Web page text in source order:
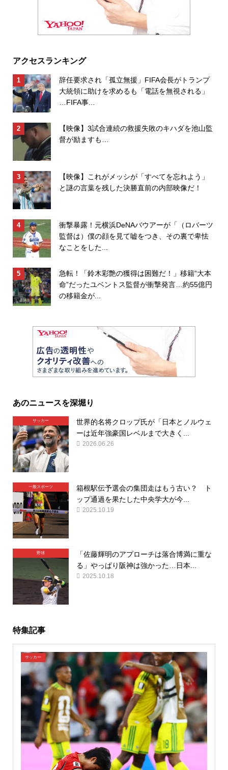
アクセスランキング
辞任要求され「孤立無援」FIFA会長がトランプ
大統領に助けを求めるも「電話を無視される」
…FIFA事...
【映像】3試合連続の救援失敗のキハダを池山監
督が励ますも…
【映像】これがメッシが「すべてを忘れよう」
と謎の言葉を残した決勝直前の内部映像だ！
衝撃暴露！元横浜DeNAバウアーが「（ロバーツ
監督は）僕の顔を見て嘘をつき、その裏で卑怯
なことをした...
急転！「鈴木彩艶の獲得は困難だ！」移籍“大本
命”だったユベントス監督が衝撃発言…約55億円
の移籍金が...
あのニュースを深堀り
サッカー
世界的名将クロップ氏が「日本とノルウェ
ーは近年強豪国レベルまで大きく...
2026.06.26
一般スポーツ
箱根駅伝予選会の集団走はもう古い？ ト
ップ通過を果たした中央学大が今...
2025.10.19
野球
「佐藤輝明のアプローチは落合博満に重な
る」やっぱり阪神は強かった…日本...
2025.10.18
特集記事
サッカー